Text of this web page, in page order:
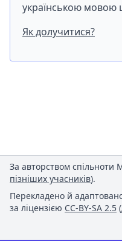
українською
Як долучитися?
За авторством спільноти
пізніших учасників).
Перекладено й
за ліцензією CC-BY-SA 2.5 (